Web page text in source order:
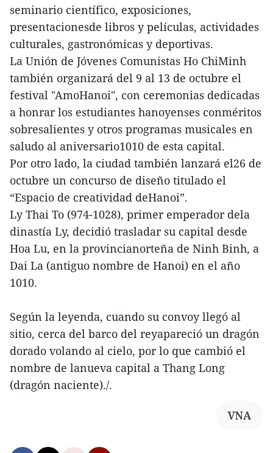
seminario científico, exposiciones,
presentacionesde libros y películas, actividades
culturales, gastronómicas y deportivas.
La Unión de Jóvenes Comunistas Ho ChiMinh
también organizará del 9 al 13 de octubre el
festival "AmoHanoi", con ceremonias dedicadas
a honrar los estudiantes hanoyenses conméritos
sobresalientes y otros programas musicales en
saludo al aniversario1010 de esta capital.
Por otro lado, la ciudad también lanzará el26 de
octubre un concurso de diseño titulado el
“Espacio de creatividad deHanoi”.
Ly Thai To (974-1028), primer emperador dela
dinastía Ly, decidió trasladar su capital desde
Hoa Lu, en la provincianorteña de Ninh Binh, a
Dai La (antiguo nombre de Hanoi) en el año
1010.
Según la leyenda, cuando su convoy llegó al
sitio, cerca del barco del reyapareció un dragón
dorado volando al cielo, por lo que cambió el
nombre de lanueva capital a Thang Long
(dragón naciente)./.
VNA